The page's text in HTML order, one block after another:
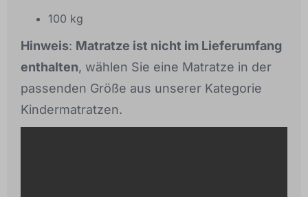
100 kg
Hinweis: Matratze ist nicht im Lieferumfang
enthalten, wählen Sie eine Matratze in der
passenden Größe aus unserer Kategorie
Kindermatratzen.